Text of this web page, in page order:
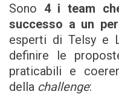
Sono 4 i team
successo a un
esperti di Telsy e
definire le
praticabili e
della challenge: